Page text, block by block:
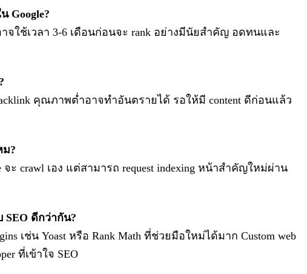
Google?
าจใช้เวลา 3-6 เดือนก่อนจะ rank อย่างมีนัยสำคัญ อดทนและ
คุณภาพต่ำอาจทำอันตรายได้ รอให้มี content ดีก่อนแล้ว
ม?
จะ crawl เอง แต่สามารถ request indexing หน้าสำคัญใหม่ผ่าน
SEO ดีกว่ากัน?
เช่น Yoast หรือ Rank Math ที่ช่วยมือใหม่ได้มาก Custom web
ที่เข้าใจ SEO